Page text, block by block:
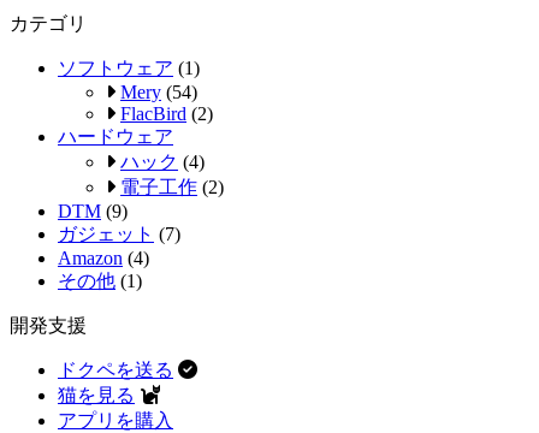
カテゴリ
ソフトウェア (1)
Mery (54)
FlacBird (2)
ハードウェア
ハック (4)
電子工作 (2)
DTM (9)
ガジェット (7)
Amazon (4)
その他 (1)
開発支援
ドクペを送る
猫を見る
アプリを購入